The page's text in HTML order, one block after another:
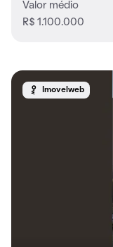
Valor médio
R$ 1.100.000
Imovelweb